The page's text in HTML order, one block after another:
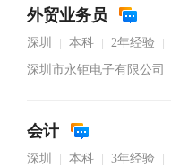
外贸业务员
深圳 本科 2年经验
深圳市永钜电子有限公司
会计
深圳 本科 3年经验